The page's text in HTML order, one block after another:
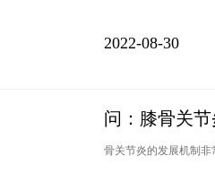
2022-08-30
问：膝骨关
骨关节炎的发展机制非